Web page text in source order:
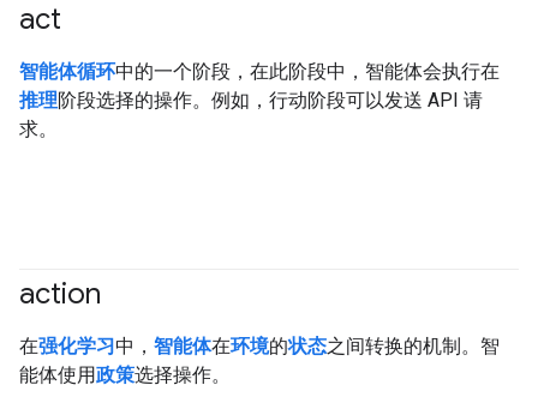
act
智能体循环中的一个阶段，在此阶段中，智能体会执行在
推理阶段选择的操作。例如，行动阶段可以发送 API 请
求。
action
在强化学习中， 智能体在环境的状态之间转换的机制。智
能体使用政策选择操作。